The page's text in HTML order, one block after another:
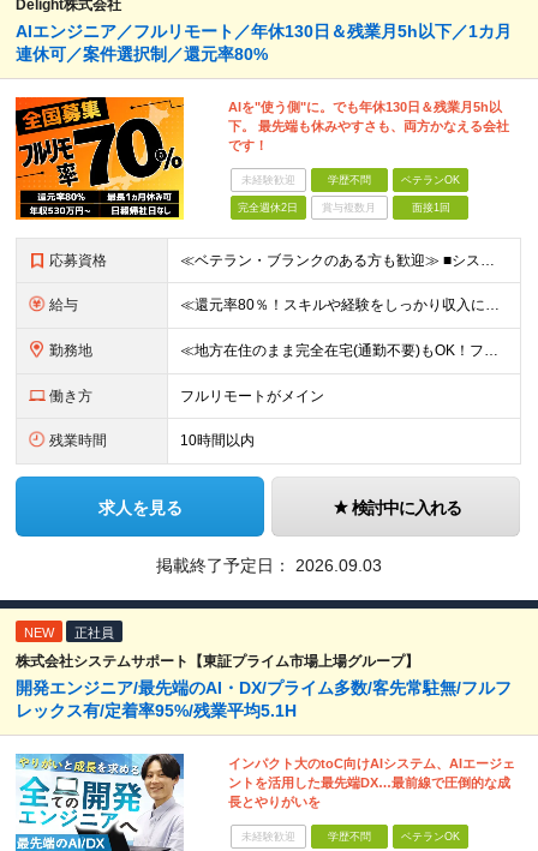
Delight株式会社
AIエンジニア／フルリモート／年休130日＆残業月5h以下／1カ月
連休可／案件選択制／還元率80%
AIを"使う側"に。でも年休130日＆残業月5h以
下。 最先端も休みやすさも、両方かなえる会社
です！
未経験歓迎 学歴不問 ベテランOK
完全週休2日 賞与複数月 面接1回
応募資格 ≪ベテラン・ブランクのある方も歓迎≫ ■システム開発の実務経験をお持ちの方（言語・工程・年数不問） ■学歴不問 ≪こんな方はぜひご応募ください≫ □AIを武器に、市場価値を高めたい □AIツールを実
給与 ≪還元率80％！スキルや経験をしっかり収入に反映します≫ 年俸530万円以上＋業績賞与 ※スキル・経験を考慮の上、優遇いたします ※上記年俸を12分割し、月1回支給します ※上記年俸には固定残業代月
勤務地 ≪地方在住のまま完全在宅(通勤不要)もOK！フルリモート7割、ハイブリッド2割！≫ ご自宅でのリモートワーク、または東京都、神奈川、埼玉、千葉を中心とするお客様先での勤務 ■本社アクセス 東京都豊島
働き方 フルリモートがメイン
残業時間 10時間以内
求人を見る 検討中に入れる
掲載終了予定日： 2026.09.03
NEW 正社員
株式会社システムサポート【東証プライム市場上場グループ】
開発エンジニア/最先端のAI・DX/プライム多数/客先常駐無/フルフ
レックス有/定着率95%/残業平均5.1H
インパクト大のtoC向けAIシステム、AIエージェ
ントを活用した最先端DX…最前線で圧倒的な成
長とやりがいを
未経験歓迎 学歴不問 ベテランOK